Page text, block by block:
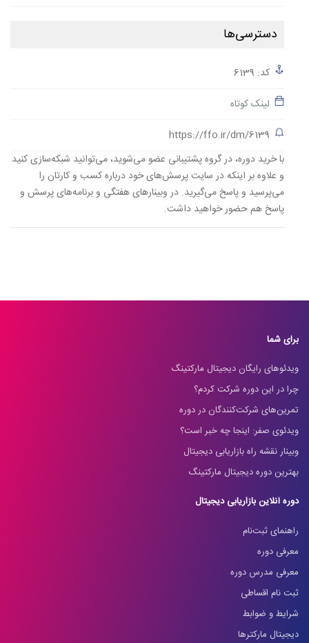
دسترسی‌ها
کد: 6139
لینک کوتاه
https://ffo.ir/dm/6139
با خرید دوره، در گروه پشتیبانی عضو می‌شوید، می‌توانید شبکه‌سازی کنید
و علاوه بر اینکه در سایت پرسش‌های خود درباره کسب و کارتان را
می‌پرسید و پاسخ می‌گیرید. در وبینارهای هفتگی و برنامه‌های پرسش و
پاسخ هم حضور خواهید داشت.
برای شما
ویدئوهای رایگان دیجیتال مارکتینگ
چرا در این دوره شرکت کردم؟
تمرین‌های شرکت‌کنندگان در دوره
ویدئوی صفر: اینجا چه خبر است؟
وبینار نقشه راه بازاریابی دیجیتال
بهترین دوره دیجیتال مارکتینگ
دوره آنلاین بازاریابی دیجیتال
راهنمای ثبت‌نام
معرفی دوره
معرفی مدرس دوره
ثبت نام اقساطی
شرایط و ضوابط
دیجیتال مارکترها